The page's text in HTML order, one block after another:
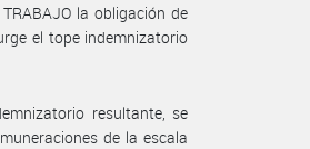
la obligación de
el tope indemnizatorio
resultante, se
de la escala